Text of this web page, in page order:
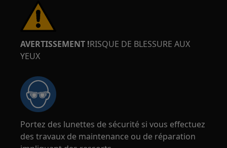
AVERTISSEMENT !RISQUE DE BLESSURE AUX
YEUX
Portez des lunettes de sécurité si vous effectuez
des travaux de maintenance ou de réparation